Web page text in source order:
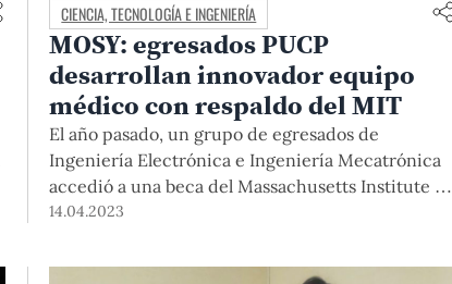
CIENCIA, TECNOLOGÍA E INGENIERÍA
MOSY: egresados PUCP
desarrollan innovador equipo
médico con respaldo del MIT
El año pasado, un grupo de egresados de
Ingeniería Electrónica e Ingeniería Mecatrónica
accedió a una beca del Massachusetts Institute of
Technology (MIT) para acelerar el desarrollo de
terapia de oxígeno. Este proyecto fue
14.04.2023